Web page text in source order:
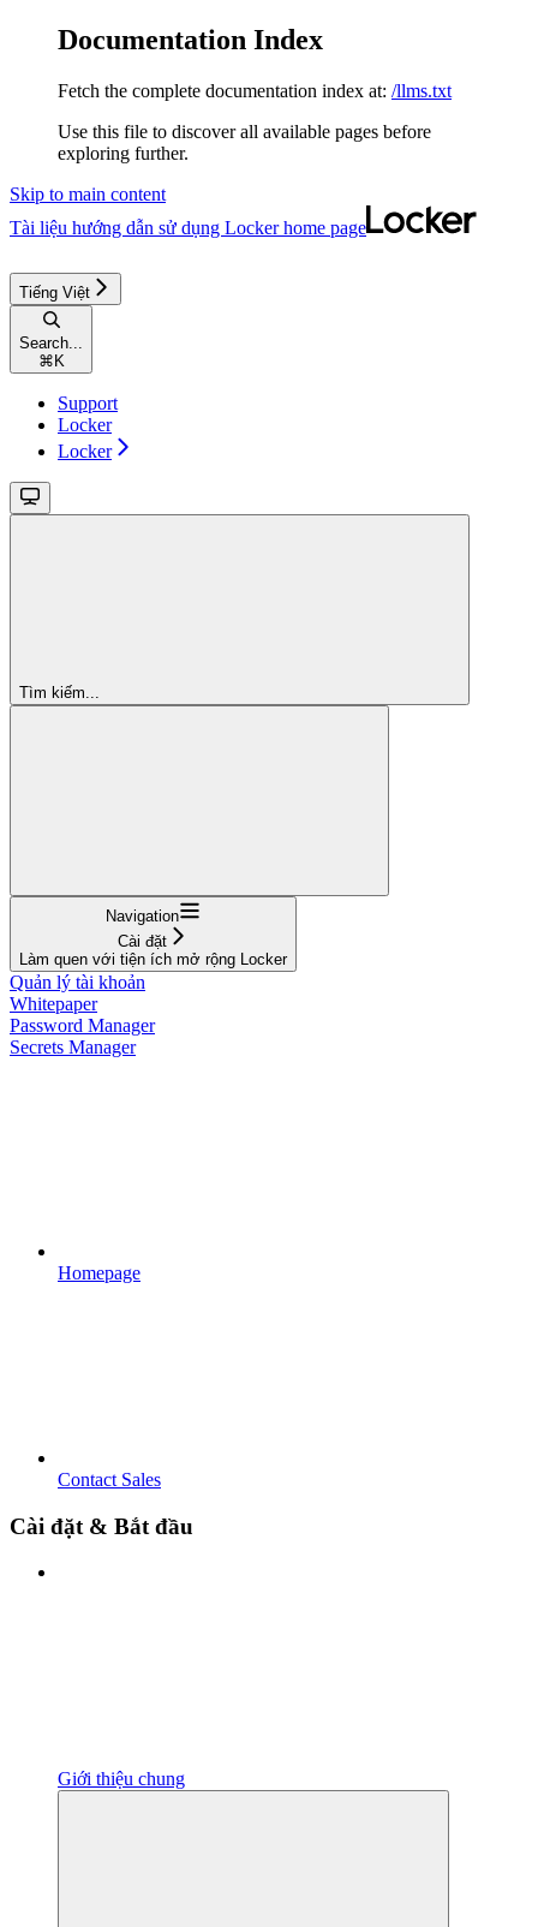
Documentation Index
Fetch the complete documentation index at: /llms.txt
Use this file to discover all available pages before
exploring further.
Skip to main content
Tài liệu hướng dẫn sử dụng Lockerhome page
Tiếng Việt
Search...
⌘ K
Support
Locker
Locker
Tìm kiếm...
Navigation
Cài đặt
Làm quen với tiện ích mở rộng Locker
Quản lý tài khoản
Whitepaper
Password Manager
Secrets Manager
Homepage
Contact Sales
Cài đặt & Bắt đầu
Giới thiệu chung